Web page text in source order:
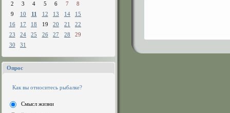
2
3 4 5 6 7
8
9
10 11 12 13 14
15
16
17 18 19 20 21
22
23
24 25 26 27 28
29
30
31
Опрос
Как вы относитесь рыбалке?
Смысл жизни